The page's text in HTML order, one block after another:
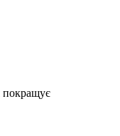
покращує